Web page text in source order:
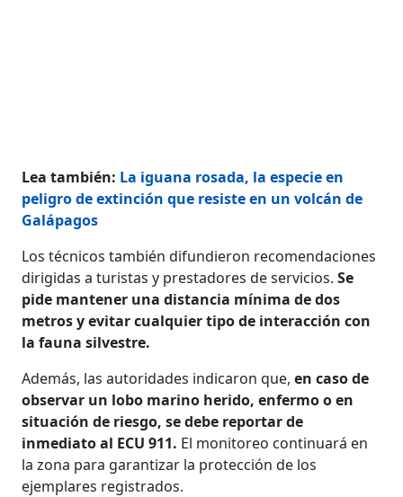
Lea también: La iguana rosada, la especie en
peligro de extinción que resiste en un volcán de
Galápagos
Los técnicos también difundieron recomendaciones
dirigidas a turistas y prestadores de servicios.Se
pide mantener una distancia mínima de dos
metros y evitar cualquier tipo de interacción con
la fauna silvestre.
Además, las autoridades indicaron que,en caso de
observar un lobo marino herido, enfermo o en
situación de riesgo, se debe reportar de
inmediato al ECU 911. El monitoreo continuará en
la zona para garantizar la protección de los
ejemplares registrados.